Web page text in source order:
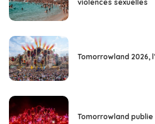
violences sexuelles
Tomorrowland 2026,
Tomorrowland